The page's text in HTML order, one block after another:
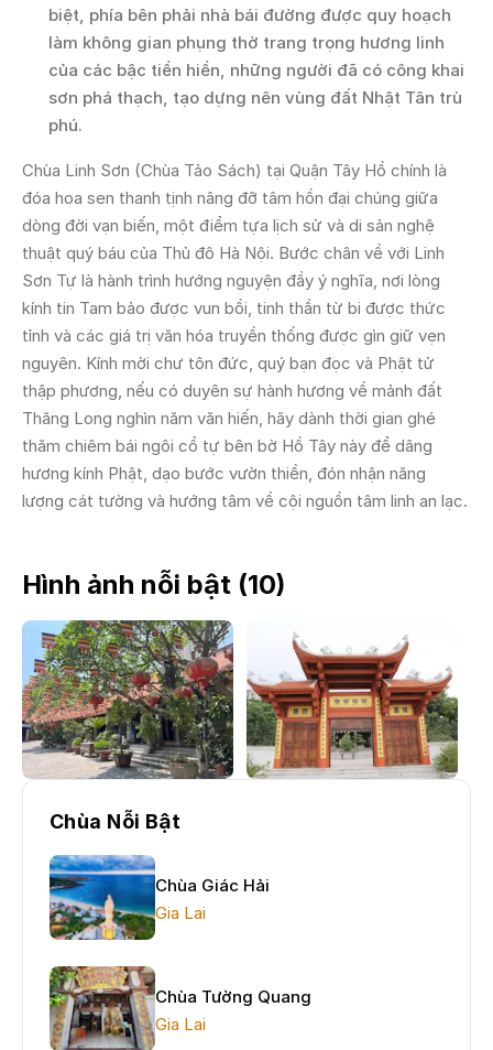
biệt, phía bên phải nhà bái đường được quy hoạch
làm không gian phụng thờ trang trọng hương linh
của các bậc tiền hiền, những người đã có công khai
sơn phá thạch, tạo dựng nên vùng đất Nhật Tân trù
phú.
Chùa Linh Sơn (Chùa Tảo Sách) tại Quận Tây Hồ chính là
đóa hoa sen thanh tịnh nâng đỡ tâm hồn đại chúng giữa
dòng đời vạn biến, một điểm tựa lịch sử và di sản nghệ
thuật quý báu của Thủ đô Hà Nội. Bước chân về với Linh
Sơn Tự là hành trình hướng nguyện đầy ý nghĩa, nơi lòng
kính tin Tam bảo được vun bồi, tinh thần từ bi được thức
tỉnh và các giá trị văn hóa truyền thống được gìn giữ vẹn
nguyên. Kính mời chư tôn đức, quý bạn đọc và Phật tử
thập phương, nếu có duyên sự hành hương về mảnh đất
Thăng Long nghìn năm văn hiến, hãy dành thời gian ghé
thăm chiêm bái ngôi cổ tự bên bờ Hồ Tây này để dâng
hương kính Phật, dạo bước vườn thiền, đón nhận năng
lượng cát tường và hướng tâm về cội nguồn tâm linh an lạc.
Hình ảnh nỗi bật (10)
Chùa Nỗi Bật
Chùa Giác Hải
Gia Lai
Chùa Tường Quang
Gia Lai